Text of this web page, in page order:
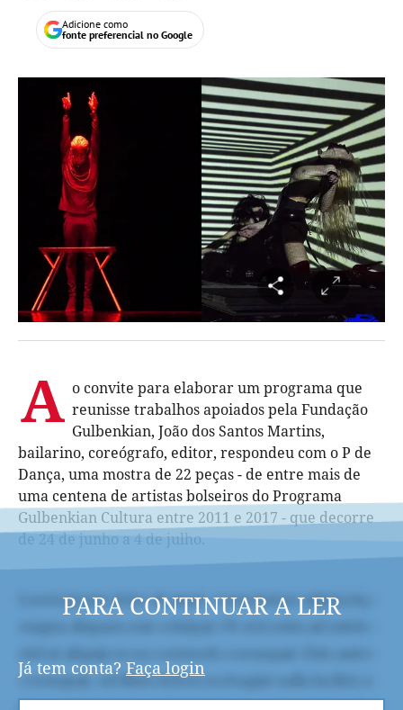
Adicione como
fonte preferencial no Google
A o convite para elaborar um programa que
reunisse trabalhos apoiados pela Fundação
Gulbenkian, João dos Santos Martins,
bailarino, coreógrafo, editor, respondeu com o P de
Dança, uma mostra de 22 peças - de entre mais de
uma centena de artistas bolseiros do Programa
Gulbenkian Cultura entre 2011 e 2017 - que decorre
de 24 de junho a 4 de julho.
PARA CONTINUAR A LER
Já tem conta? Faça login